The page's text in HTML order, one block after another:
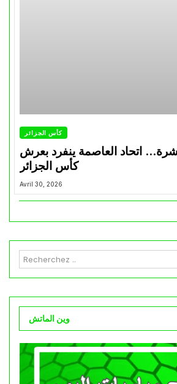
كأس الجزائر
اتحاد العاصمة ينفرد بعرش
كأس الجزائر
Avril 30, 2026
وين الماتش